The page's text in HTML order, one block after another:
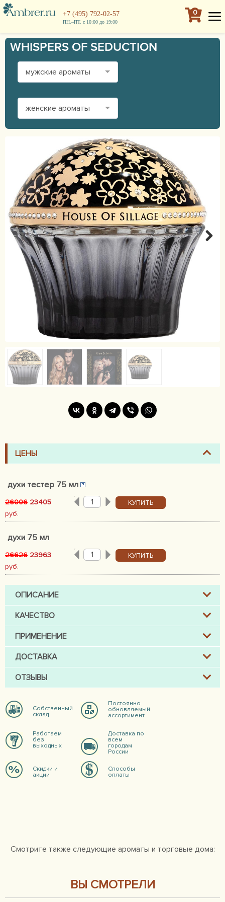
+7 (495) 792-02-57
ПН.–ПТ. с 10:00 до 19:00
0
WHISPERS OF SEDUCTION
мужские ароматы
женские ароматы
ЦЕНЫ
духи тестер 75 мл
26006 23405
руб.
КУПИТЬ
духи 75 мл
26626 23963
руб.
КУПИТЬ
ОПИСАНИЕ
КАЧЕСТВО
ПРИМЕНЕНИЕ
ДОСТАВКА
ОТЗЫВЫ
Собственный
склад
Постоянно
обновляемый
ассортимент
Работаем
без
выходных
Доставка по
всем
городам
России
Скидки и
акции
Способы
оплаты
Смотрите также следующие ароматы и торговые дома:
ВЫ СМОТРЕЛИ